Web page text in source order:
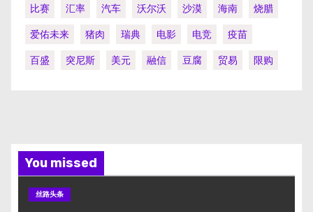
比赛
汇率 汽车 沃尔沃 沙漠 海南
烧腊
爱佑未来
猪肉 瑞典 电影 电竞
疫苗
百盛
突尼斯 美元 融信 豆腐 贸易 限购
You missed
丝路头条